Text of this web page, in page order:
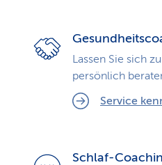
Lassen Sie sich
persönlich
Service
Schlaf-